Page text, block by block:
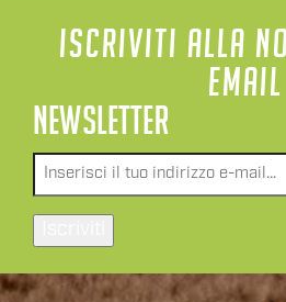
ISCRIVITI ALLA
EMAIL
NEWSLETTER
Email*